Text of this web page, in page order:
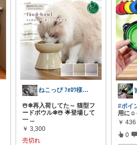
ねこっぴ ﾌｫﾛﾜ様ｶﾗ🛍お礼ﾌﾟﾛﾌ
☃️❄再入荷してた～ 猫型フ
ードボウル❄☃️ 🌟登場して
一 ...
￥ 3,300
売切れ
#ポイ
用に
￥ 436
0